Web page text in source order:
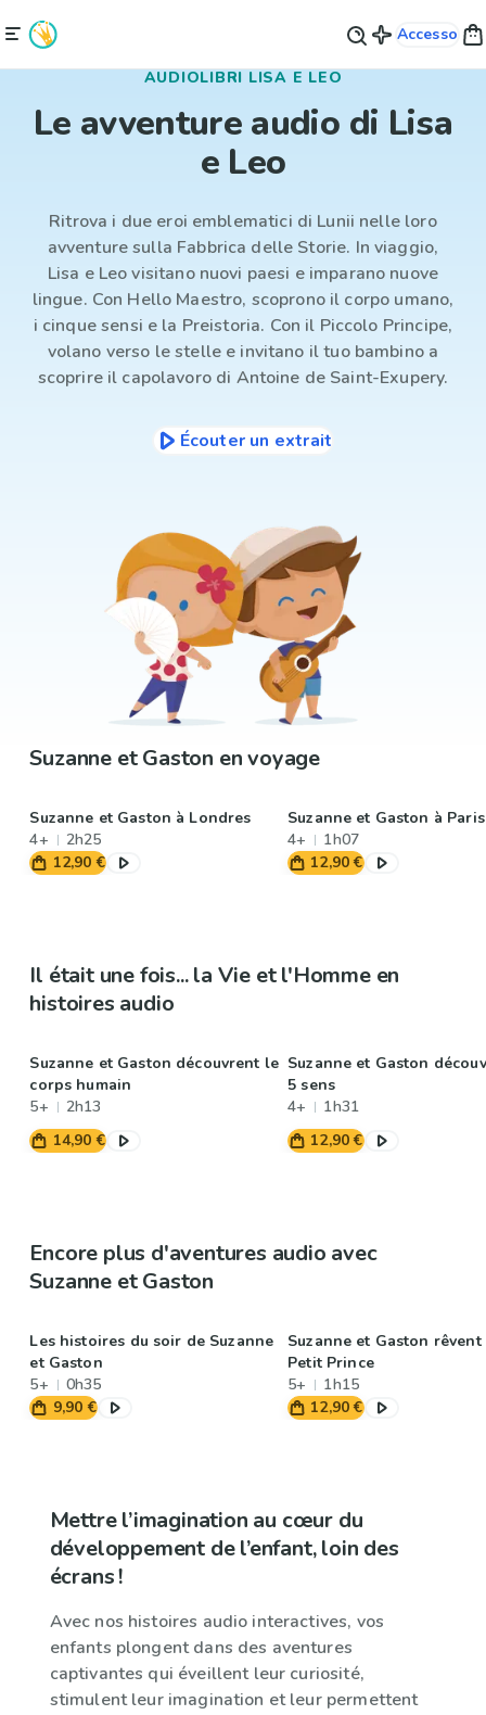
Accesso
AUDIOLIBRI LISA E LEO
Le avventure audio di Lisa
e Leo
Ritrova i due eroi emblematici di Lunii nelle loro
avventure sulla Fabbrica delle Storie. In viaggio,
Lisa e Leo visitano nuovi paesi e imparano nuove
lingue. Con Hello Maestro, scoprono il corpo umano,
i cinque sensi e la Preistoria. Con il Piccolo Principe,
volano verso le stelle e invitano il tuo bambino a
scoprire il capolavoro di Antoine de Saint-Exupery.
Écouter un extrait
Suzanne et Gaston en voyage
Suzanne et Gaston à Londres
4+
2h25
12,90 €
Suzanne et Gaston à Paris
4+
1h07
12,90 €
Il était une fois... la Vie et l'Homme en
histoires audio
Suzanne et Gaston découvrent le
corps humain
5+
2h13
14,90 €
Suzanne et Gaston
5 sens
4+
1h31
12,90 €
Encore plus d'aventures audio avec
Suzanne et Gaston
Les histoires du soir de Suzanne
et Gaston
5+
0h35
9,90 €
Suzanne et Gaston rêvent
Petit Prince
5+
1h15
12,90 €
Mettre l’imagination au cœur du
développement de l’enfant, loin des
écrans !
Avec nos histoires audio interactives, vos
enfants plongent dans des aventures
captivantes qui éveillent leur curiosité,
stimulent leur imagination et leur permettent